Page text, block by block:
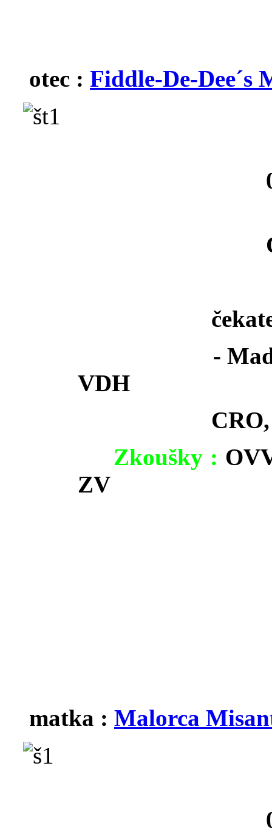
otec : Fiddle-De-
-
VDH
Zkoušky :
ZV
matka : Malorca